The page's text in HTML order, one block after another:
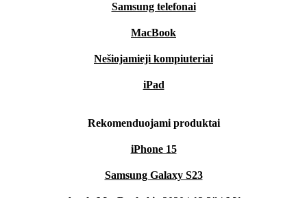
Samsung telefonai
MacBook
Nešiojamieji kompiuteriai
iPad
Rekomenduojami produktai
iPhone 15
Samsung Galaxy S23